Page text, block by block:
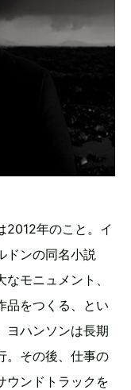
2012年のこと。イ
ドンの同名小説
モニュメント、
品をつくる、とい
ヨハンソンは長期
。その後、仕事の
ウンドトラックを